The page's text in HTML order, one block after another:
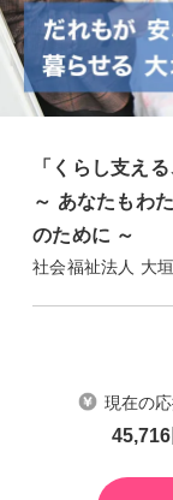
「くらし支え
～ あなたもわ
のために ～
社会福祉法人 大
現在の
45,716